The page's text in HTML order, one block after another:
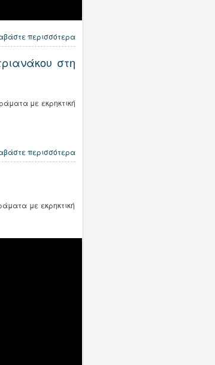
περισσότερα
στη
με εκρηκτική
περισσότερα
με εκρηκτική